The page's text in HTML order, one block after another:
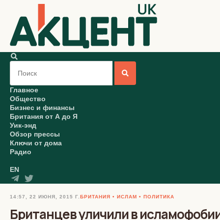
Главное
Общество
Бизнес и финансы
Британия от А до Я
Уик-энд
Обзор прессы
Ключи от дома
Радио
EN
14:57, 22 ИЮНЯ, 2015 Г. БРИТАНИЯ ИСЛАМ ПОЛИТИКА
Британцев уличили в